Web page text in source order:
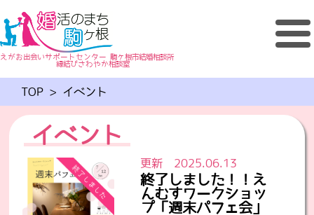
えがお出会いサポートセンター 駒ヶ根市結婚相談所
縁結びさわやか相談室
TOP > イベント
イベント
終了しました！！え
んむすワークショッ
プ「週末パフェ会」
更新 2025.06.13